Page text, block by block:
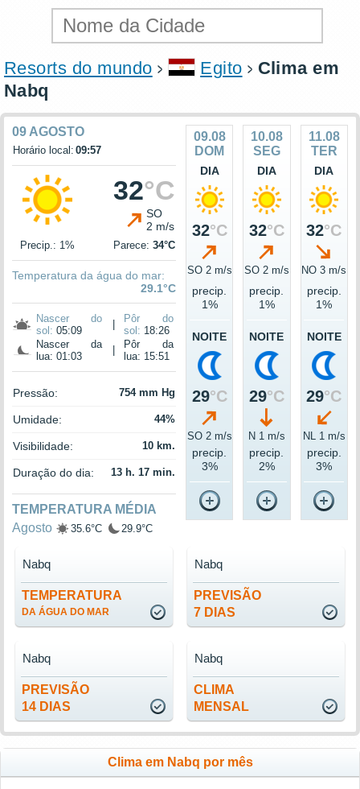
Resorts do mundo Egito
Clima em
Nabq
09 AGOSTO
Horário local: 09:57
32°C
SO
2 m/s
Precip.: 1% Parece: 34°C
Temperatura da água do mar:
29.1°C
Nascer do
sol: 05:09
Pôr do
sol: 18:26
Nascer da
lua: 01:03
Pôr da
lua: 15:51
Pressão: 754 mm Hg
Umidade: 44%
Visibilidade: 10 km.
Duração do dia: 13 h. 17 min.
TEMPERATURA MÉDIA
Agosto
35.6°C 29.9°C
09.08
DOM
DIA
32°C
SO 2 m/s
precip.
1%
NOITE
29°C
SO 2 m/s
precip.
3%
10.08
SEG
DIA
32°C
SO 2 m/s
precip.
1%
NOITE
29°C
N 1 m/s
precip.
2%
11.08
TER
DIA
32°C
NO 3 m/s
precip.
1%
NOITE
29°C
NL 1 m/s
precip.
3%
TEMPERATURA
DA ÁGUA DO MAR
Nabq
PREVISÃO
7 DIAS
Nabq
PREVISÃO
14 DIAS
Nabq
CLIMA
MENSAL
Nabq
Clima em Nabq por mês